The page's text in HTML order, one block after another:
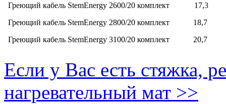
Греющий кабель StemEnergy 2600/20 комплект
17,3
Греющий кабель StemEnergy 2800/20 комплект
18,7
Греющий кабель StemEnergy 3100/20 комплект
20,7
Если у Вас есть стяжка,
нагревательный мат >>